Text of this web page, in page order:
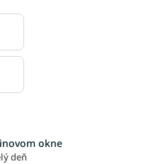
okne
deň